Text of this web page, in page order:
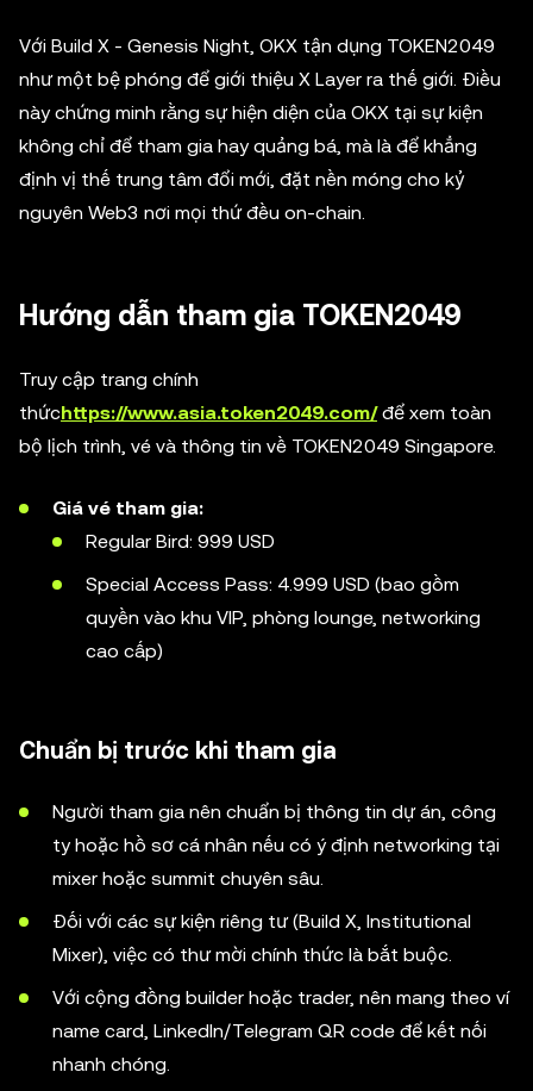
Với Build X - Genesis Night, OKX tận dụng TOKEN2049
như một bệ phóng để giới thiệu X Layer ra thế giới. Điều
này chứng minh rằng sự hiện diện của OKX tại sự kiện
không chỉ để tham gia hay quảng bá, mà là để khẳng
định vị thế trung tâm đổi mới, đặt nền móng cho kỷ
nguyên Web3 nơi mọi thứ đều on-chain.
Hướng dẫn tham gia TOKEN2049
Truy cập trang chính
thứchttps://www.asia.token2049.com/để xem toàn
bộ lịch trình, vé và thông tin về TOKEN2049 Singapore.
Giá vé tham gia:
Regular Bird: 999 USD
Special Access Pass: 4.999 USD (bao gồm
quyền vào khu VIP, phòng lounge, networking
cao cấp)
Chuẩn bị trước khi tham gia
Người tham gia nên chuẩn bị thông tin dự án, công
ty hoặc hồ sơ cá nhân nếu có ý định networking tại
mixer hoặc summit chuyên sâu.
Đối với các sự kiện riêng tư (Build X, Institutional
Mixer), việc có thư mời chính thức là bắt buộc.
Với cộng đồng builder hoặc trader, nên mang theo ví
name card, LinkedIn/Telegram QR code để kết nối
nhanh chóng.